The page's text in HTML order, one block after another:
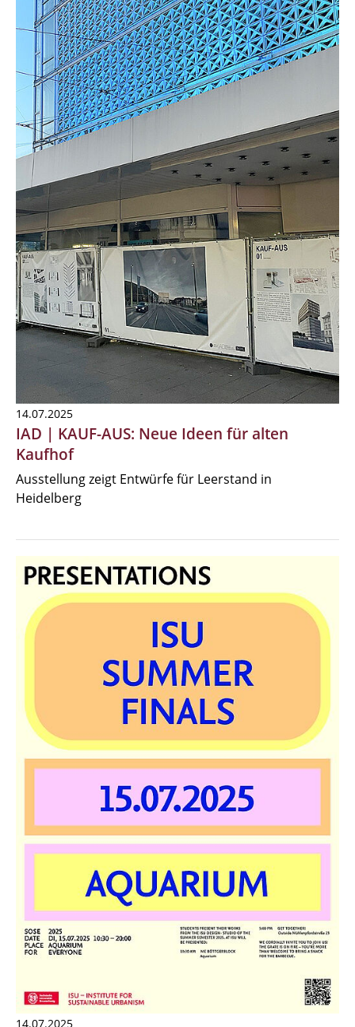
14.07.2025
IAD | KAUF-AUS: Neue Ideen für alten
Kaufhof
Ausstellung zeigt Entwürfe für Leerstand in
Heidelberg
14.07.2025